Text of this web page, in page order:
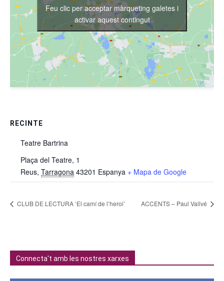
RECINTE
Teatre Bartrina
Plaça del Teatre, 1
Reus, Tarragona 43201 Espanya + Mapa de Google
Feu clic per acceptar màrqueting galetes i
activar aquest contingut
CLUB DE LECTURA ‘El camí de l’heroi’ ACCENTS – Paul Vallvé
Connecta't amb les nostres xarxes